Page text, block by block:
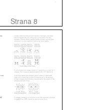
Strana 8